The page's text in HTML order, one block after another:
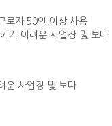
로자 50인 이상 사용
가 어려운 사업장 및 보다
운 사업장 및 보다